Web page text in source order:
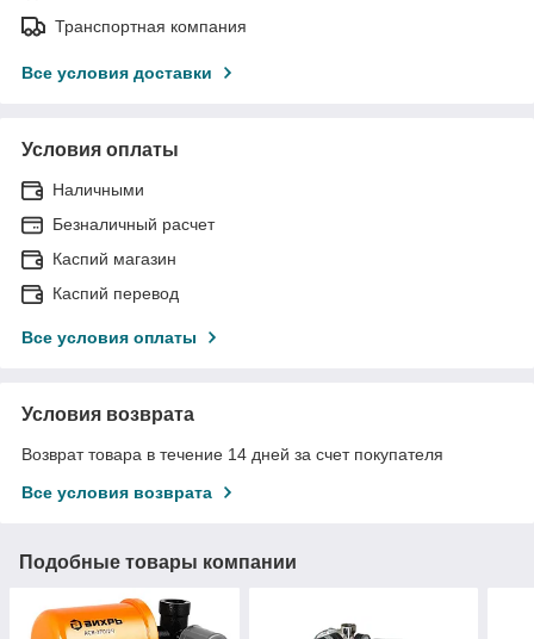
Транспортная компания
Все условия доставки
Условия оплаты
Наличными
Безналичный расчет
Каспий магазин
Каспий перевод
Все условия оплаты
Условия возврата
Возврат товара в течение 14 дней за счет покупателя
Все условия возврата
Подобные товары компании